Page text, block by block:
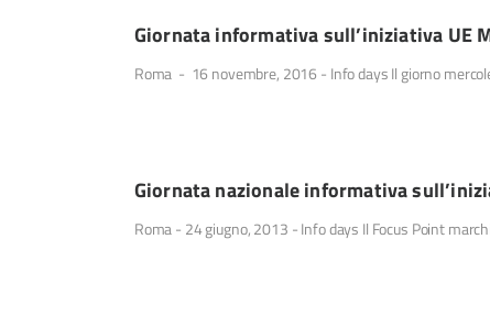
Giornata informativa sull’iniziativa UE
Roma - 16 novembre, 2016 - Info days Il giorno
Giornata nazionale informativa
Roma - 24 giugno, 2013 - Info days Il Focus Point